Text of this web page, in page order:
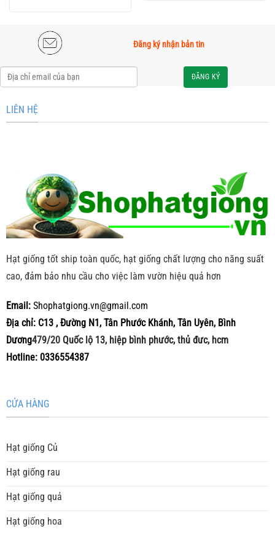
Đăng ký nhận bản tin
LIÊN HỆ
Hạt giống tốt ship toàn quốc, hạt giống chất lượng cho năng suất
cao, đảm bảo nhu cầu cho việc làm vườn hiệu quả hơn
Email: Shophatgiong.vn@gmail.com
Địa chỉ: C13 , Đường N1, Tân Phước Khánh, Tân Uyên, Bình
Dương479/20 Quốc lộ 13, hiệp bình phước, thủ đưc, hcm
Hotline: 0336554387
CỬA HÀNG
Hạt giống Củ
Hạt giống rau
Hạt giống quả
Hạt giống hoa